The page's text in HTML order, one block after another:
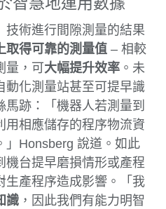
技術進行間隙測量的結果
取得可靠的測量值 – 相較
，可 大幅提升效率 。未
動化測量站甚至可提早識
跡：「機器人若測量到
用相應儲存的程序物流資
」Honsberg 說道。如此
機台提早磨損情形或產程
生產程序造成影響。「我
識 ，因此我們有能力明智